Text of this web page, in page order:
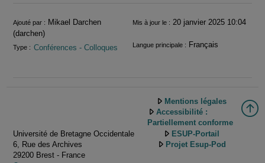
Informations
Ajouté par : Mikael Darchen
(darchen)
Mis à jour le : 20 janvier 2025 10:04
Type : Conférences - Colloques Langue principale : Français
Université de Bretagne Occidentale
6, Rue des Archives
29200 Brest - France
Mentions légales
Accessibilité :
Partiellement conforme
ESUP-Portail
Projet Esup-Pod